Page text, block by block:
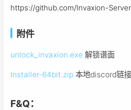
https://github.com/Invaxion-
附件
unlock_invaxion.exe 解锁谱面
Installer-64bit.zip 本地discord链
F&Q：